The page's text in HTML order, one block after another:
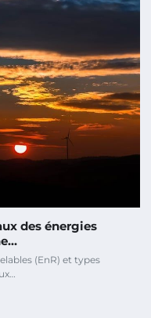
des énergies
(EnR) et types